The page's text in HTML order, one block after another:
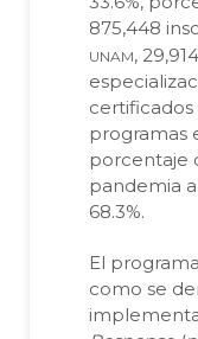
875,448
unam,
certificados
programas
porcentaje
pandemia
68.3%.
El programa
como se